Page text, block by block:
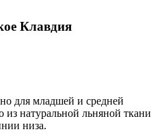
Клавдия
для младшей и средней
натуральной льняной ткани
низа.